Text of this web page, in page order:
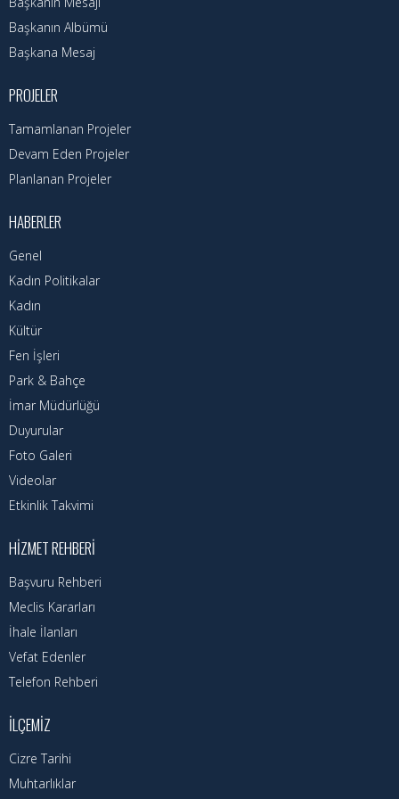
Başkanın Mesajı
Projeler
Planlanan Projeler
Haberler
Genel
Kadın Politikalar
Kadın
Kültür
İmar Müdürlüğü
Duyurular
Foto Galeri
Videolar
Etkinlik Takvimi
Başkanın Albümü
Başkana Mesaj
PROJELER
Tamamlanan Projeler
Devam Eden Projeler
Planlanan Projeler
HABERLER
Genel
Kadın Politikalar
Kadın
Kültür
Fen İşleri
Park & Bahçe
İmar Müdürlüğü
Duyurular
Foto Galeri
Videolar
Etkinlik Takvimi
HIZMET REHBERI
Başvuru Rehberi
Meclis Kararları
İhale İlanları
Vefat Edenler
Telefon Rehberi
İLÇEMIZ
Cizre Tarihi
Muhtarlıklar